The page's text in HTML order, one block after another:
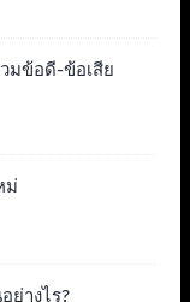
วมข้อดี-ข้อเสีย
ม่
ย่างไร?